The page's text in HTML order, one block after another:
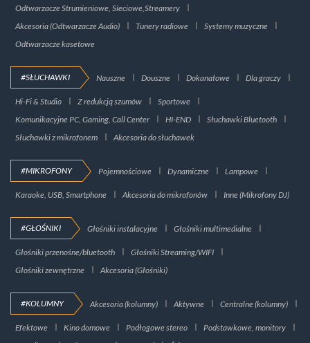
Odtwarzacze Strumieniowe, Sieciowe,Streamery
Akcesoria (Odtwarzacze Audio)
Tunery radiowe
Systemy muzyczne
Odtwarzacze kasetowe
#SŁUCHAWKI Nauszne Douszne Dokanałowe Dla graczy
Hi-Fi & Studio Z redukcją szumów
Sportowe
Komunikacyjne PC, Gaming, Call Center
HI-END
Słuchawki Bluetooth
Słuchawki z mikrofonem
Akcesoria do słuchawek
#MIKROFONY Pojemnościowe Dynamiczne Lampowe
Karaoke, USB, Smartphone Akcesoria do mikrofonów Inne (Mikrofony DJ)
#GŁOŚNIKI Głośniki instalacyjne Głośniki multimedialne
Głośniki przenośne/bluetooth
Głośniki Streaming/WIFI
Głośniki zewnętrzne
Akcesoria (Głośniki)
#KOLUMNY Akcesoria (kolumny) Aktywne Centralne (kolumny)
Efektowe Kino domowe Podłogowe stereo
Podstawkowe, monitory